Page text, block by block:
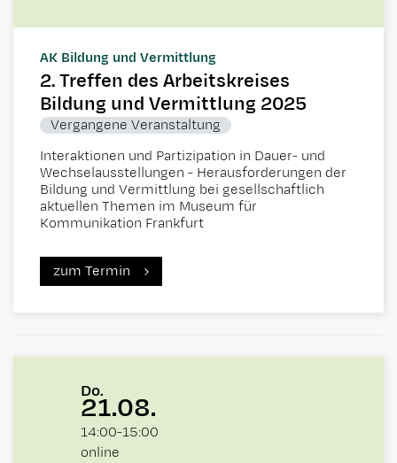
AK Bildung und Vermittlung
2. Treffen des Arbeitskreises
Bildung und Vermittlung 2025
Vergangene Veranstaltung
Interaktionen und Partizipation in Dauer- und
Wechselausstellungen - Herausforderungen der
Bildung und Vermittlung bei gesellschaftlich
aktuellen Themen im Museum für
Kommunikation Frankfurt
zum Termin
Do.
21.08.
14:00-15:00
online